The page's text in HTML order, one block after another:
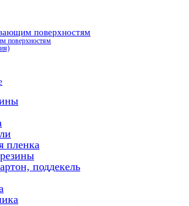
поверхностям
поверхностям
пленка
поддекель